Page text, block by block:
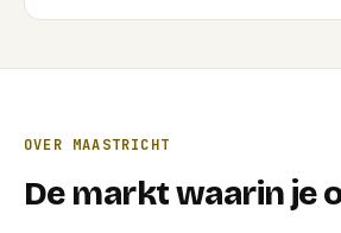
OVER MAASTRICHT
De markt waarin je